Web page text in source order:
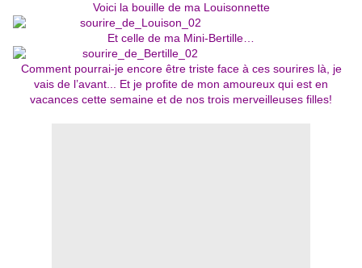
Voici la bouille de ma Louisonnette
Et celle de ma Mini-Bertille…
Comment pourrai-je encore être triste face à ces sourires là, je
vais de l’avant... Et je profite de mon amoureux qui est en
vacances cette semaine et de nos trois merveilleuses filles!